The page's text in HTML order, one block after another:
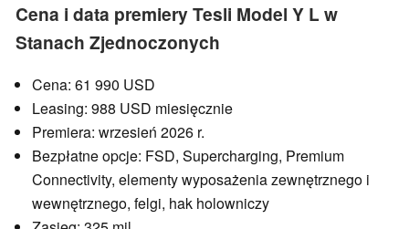
Cena i data premiery Tesli Model Y L w
Stanach Zjednoczonych
Cena: 61 990 USD
Leasing: 988 USD miesięcznie
Premiera: wrzesień 2026 r.
Bezpłatne opcje: FSD, Supercharging, Premium
Connectivity, elementy wyposażenia zewnętrznego i
wewnętrznego, felgi, hak holowniczy